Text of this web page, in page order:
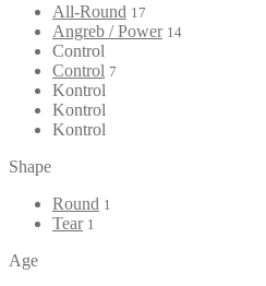
All-Round 17
Angreb / Power 14
Control
Control 7
Kontrol
Kontrol
Kontrol
Shape
Round 1
Tear 1
Age